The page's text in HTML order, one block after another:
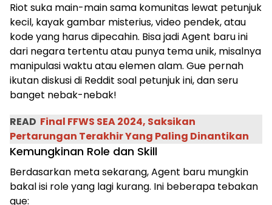
Riot suka main-main sama komunitas lewat petunjuk
kecil, kayak gambar misterius, video pendek, atau
kode yang harus dipecahin. Bisa jadi Agent baru ini
dari negara tertentu atau punya tema unik, misalnya
manipulasi waktu atau elemen alam. Gue pernah
ikutan diskusi di Reddit soal petunjuk ini, dan seru
banget nebak-nebak!
READ Final FFWS SEA 2024, Saksikan
Pertarungan Terakhir Yang Paling Dinantikan
Kemungkinan Role dan Skill
Berdasarkan meta sekarang, Agent baru mungkin
bakal isi role yang lagi kurang. Ini beberapa tebakan
gue: